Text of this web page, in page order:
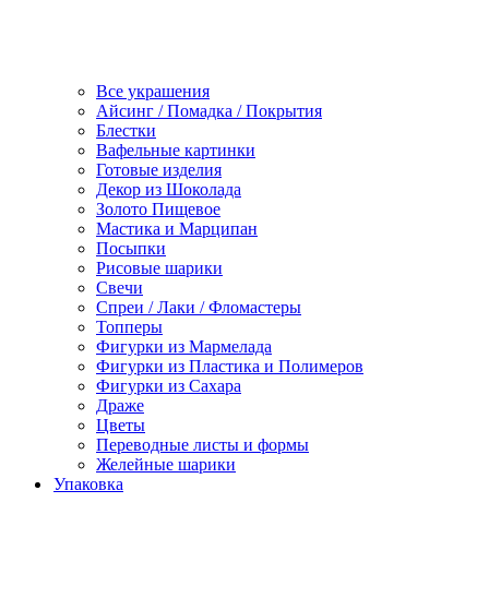
Все украшения
Айсинг / Помадка / Покрытия
Блестки
Вафельные картинки
Готовые изделия
Декор из Шоколада
Золото Пищевое
Мастика и Марципан
Посыпки
Рисовые шарики
Свечи
Спреи / Лаки / Фломастеры
Топперы
Фигурки из Мармелада
Фигурки из Пластика и Полимеров
Фигурки из Сахара
Драже
Цветы
Переводные листы и формы
Желейные шарики
Упаковка